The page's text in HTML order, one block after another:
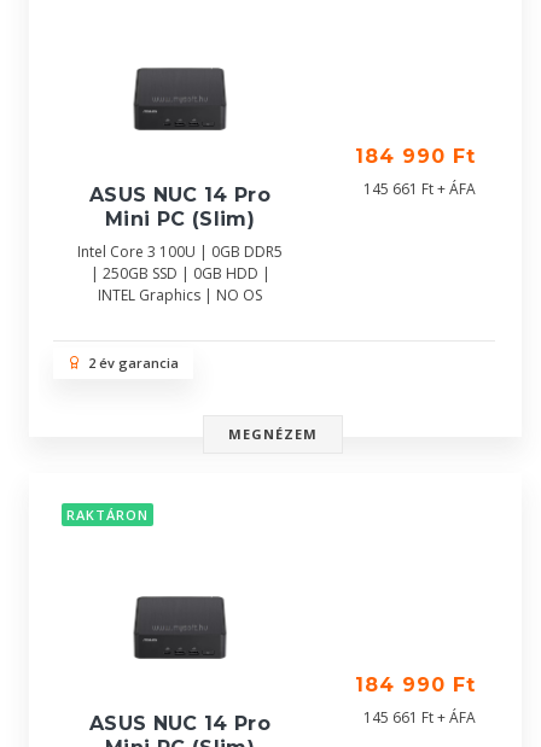
ASUS NUC 14 Pro
Mini PC (Slim)
Intel Core 3 100U | 0GB DDR5
| 250GB SSD | 0GB HDD |
INTEL Graphics | NO OS
184 990 Ft
145 661 Ft + ÁFA
2 év garancia
MEGNÉZEM
RAKTÁRON
ASUS NUC 14 Pro
184 990 Ft
145 661 Ft + ÁFA